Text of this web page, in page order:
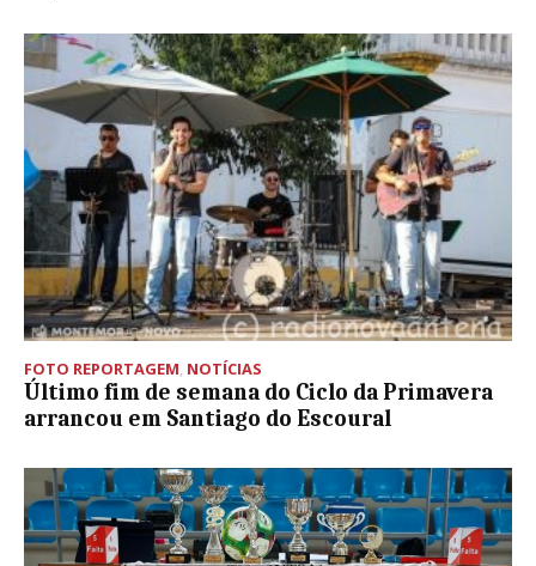
FOTO REPORTAGEM, NOTÍCIAS
Último fim de semana do Ciclo da Primavera
arrancou em Santiago do Escoural